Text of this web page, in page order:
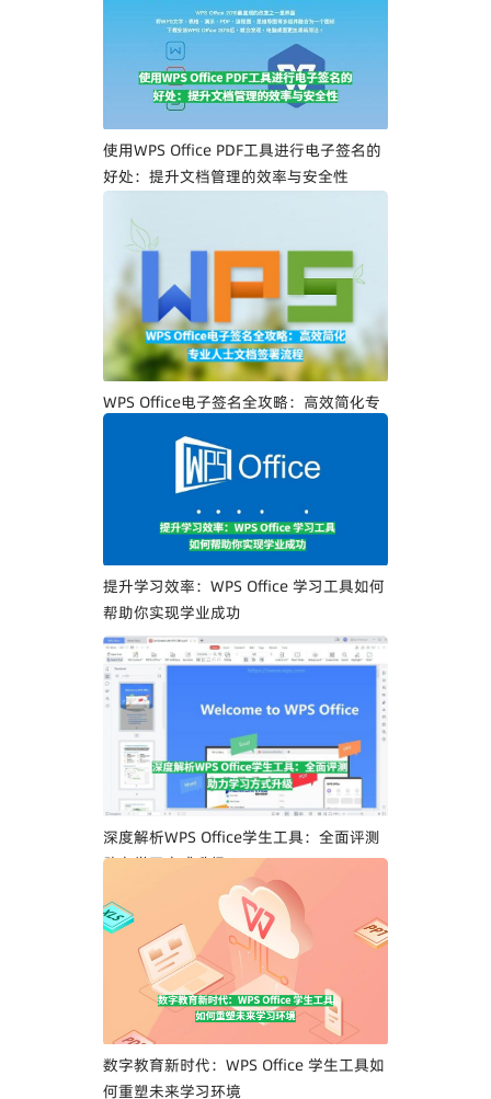
一步教你创建专属电子签名
使用WPS Office PDF工具进行电子签名的
好处：提升文档管理的效率与安全性
WPS Office电子签名全攻略：高效简化专
提升学习效率：WPS Office 学习工具如何
帮助你实现学业成功
深度解析WPS Office学生工具：全面评测
助力学习方式升级
数字教育新时代：WPS Office 学生工具如
何重塑未来学习环境